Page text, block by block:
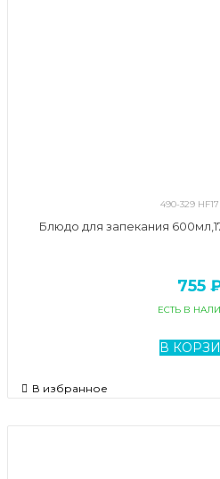
490-329
Блюдо для запекания
755
ЕСТЬ В
В
В избранное